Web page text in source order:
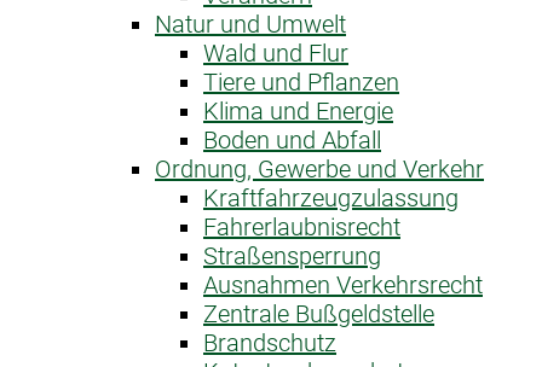
Natur und Umwelt
Wald und Flur
Tiere und Pflanzen
Klima und Energie
Boden und Abfall
Ordnung, Gewerbe und Verkehr
Kraftfahrzeug­zulassung
Fahrerlaubnis­recht
Straßensperrung
Ausnahme­n Verkehrsrecht
Zentrale Bußgeldstelle
Brandschutz